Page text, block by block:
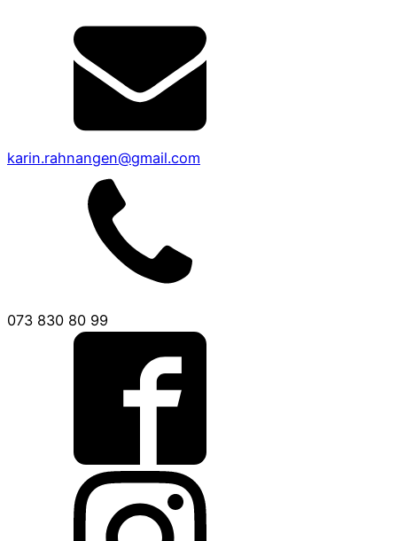
karin.rahnangen@gmail.com
073 830 80 99